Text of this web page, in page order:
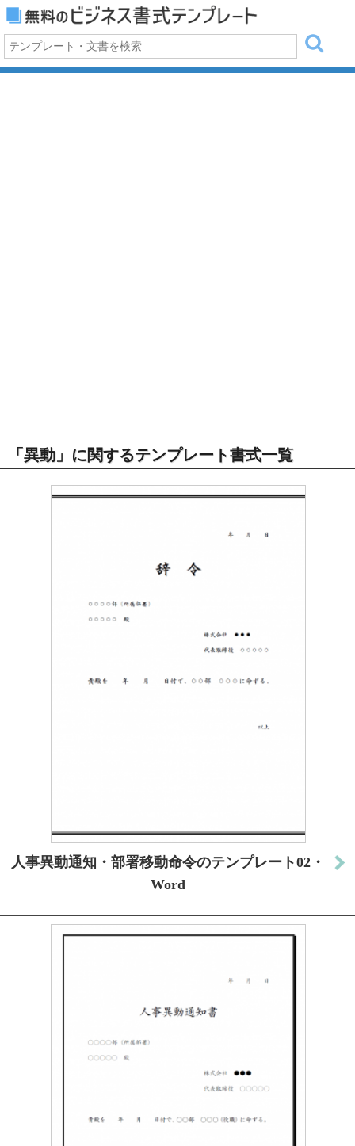
「異動」に関するテンプレート書式一覧
人事異動通知・部署移動命令のテンプレート02・
Word